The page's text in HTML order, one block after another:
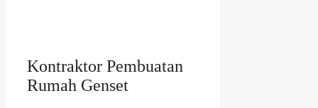
Kontraktor Pembuatan
Rumah Genset